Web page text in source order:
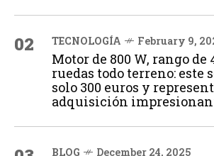
02 TECNOLOGÍA February 9,
Motor de 800 W, rango de
ruedas todo terreno: este
solo 300 euros y
adquisición
BLOG December 24, 2025